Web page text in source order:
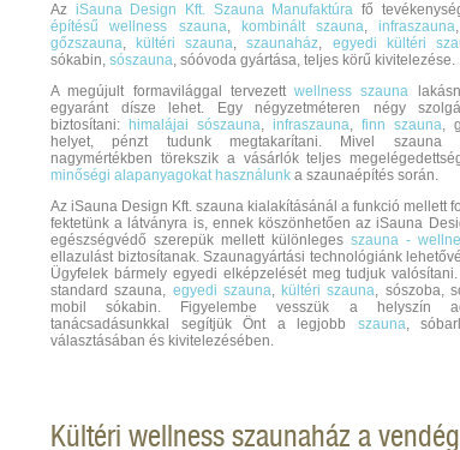
Az iSauna Design Kft. Szauna Manufaktúra fő
építésű wellness szauna, kombinált szauna,infraszauna
gőzszauna, kültéri szauna,szaunaház, egyedi kültéri
sókabin, sószauna, sóóvoda gyártása, teljes körű kivitelezése.
A megújult formavilággal tervezett wellness szauna
egyaránt dísze lehet. Egy négyzetméteren négy
biztosítani:
himalájai sószauna, infraszauna, finn szauna,
helyet, pénzt tudunk megtakarítani. Mivel szauna
nagymértékben törekszik a vásárlók teljes
minőségi alapanyagokat használunk a szaunaépítés során.
Az iSauna Design Kft. szauna kialakításánál a funkció mellett
fektetünk a látványra is, ennek köszönhetően az iSauna
egészségvédő szerepük mellett különleges szauna -
ellazulást biztosítanak. Szaunagyártási technológiánk
Ügyfelek bármely egyedi elképzelését meg tudjuk
standard szauna, egyedi szauna, kültéri szauna, sószoba,
mobil sókabin. Figyelembe vesszük a helyszín
tanácsadásunkkal segítjük Önt a legjobb szauna,
választásában és kivitelezésében.
Kültéri wellness szaunaház a